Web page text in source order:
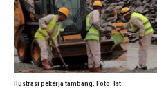
Ilustrasi pekerja tambang. Foto: Ist